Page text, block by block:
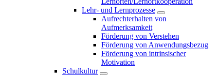
Lehr- und Lernprozesse
Aufrechterhalten von
Aufmerksamkeit
Förderung von Verstehen
Förderung von Anwendungsbezug
Förderung von intrinsischer
Motivation
Schulkultur